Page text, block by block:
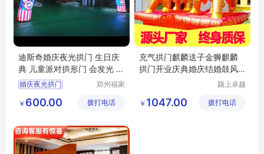
迪斯奇婚庆夜光拱门 生日庆
典 儿童派对拱形门 会发光 新
奇好玩
婚庆夜光拱门
郑州福家
有限公司
￥ 600.00 拨打电话
充气拱门麒麟送子金狮麒麟
拱门开业庆典婚庆结婚鼓风
颍上卓越
有限公司
￥ 1047.00 拨打电话